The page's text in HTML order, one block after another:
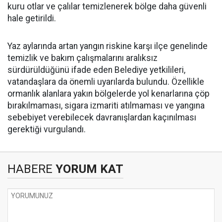
kuru otlar ve çalılar temizlenerek bölge daha güvenli
hale getirildi.
Yaz aylarında artan yangın riskine karşı ilçe genelinde
temizlik ve bakım çalışmalarını aralıksız
sürdürüldüğünü ifade eden Belediye yetkilileri,
vatandaşlara da önemli uyarılarda bulundu. Özellikle
ormanlık alanlara yakın bölgelerde yol kenarlarına çöp
bırakılmaması, sigara izmariti atılmaması ve yangına
sebebiyet verebilecek davranışlardan kaçınılması
gerektiği vurgulandı.
HABERE YORUM KAT